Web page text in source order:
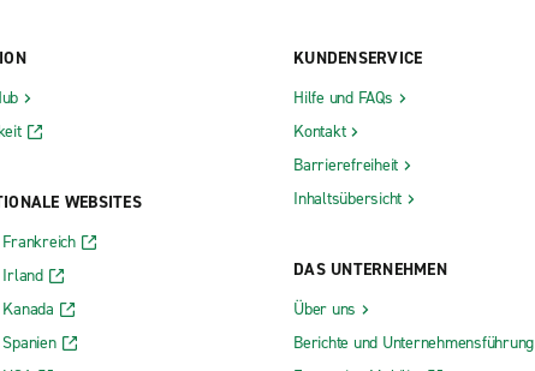
WEBSITES
KUNDENSERVICE
Hilfe und FAQs
Kontakt
Barrierefreiheit
Inhaltsübersicht
DAS UNTERNEHMEN
Über uns
Berichte und Unternehmensführung